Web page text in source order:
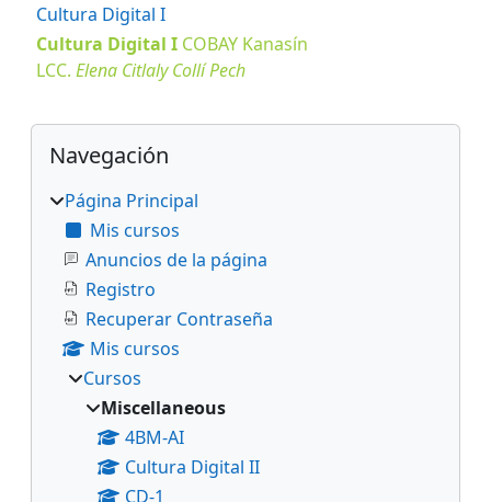
Cultura Digital I
Cultura Digital I COBAY Kanasín
LCC. Elena Citlaly Collí Pech
Bloques
Salta Navegación
Navegación
Página Principal
Mis cursos
Anuncios de la página
Registro
Recuperar Contraseña
Mis cursos
Cursos
Miscellaneous
4BM-AI
Cultura Digital II
CD-1